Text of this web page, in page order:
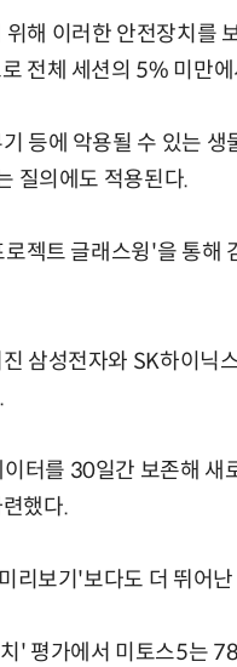
해 이러한 안전장치를
전체 세션의 5% 미만
등에 악용될 수 있는 생
질의에도 적용된다.
젝트 글래스윙'을 통해
삼성전자와 SK하이닉
터를 30일간 보존해 새
했다.
리보기'보다도 더 뛰어
' 평가에서 미토스5는